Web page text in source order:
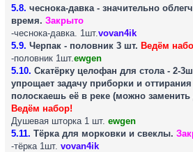
5.8. чеснока-давка - значительно
время. Закрыто
-чеснока-давка. 1шт. vovan4ik
5.9. Черпак - половник 3 шт. Ведём
-половник 1шт. ewgen
5.10. Скатёрку целофан для стола - 2-
упрощает задачу приборки и
полоскаешь её в реке (можно
Ведём набор!
Душевая шторка 1 шт. ewgen
5.11. Тёрка для морковки и свеклы.
-тёрка 1шт. vovan4ik